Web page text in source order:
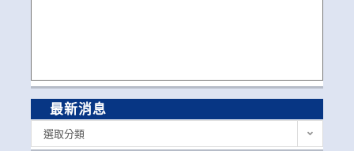
最新消息
選取分類